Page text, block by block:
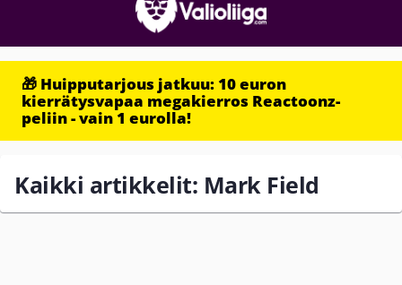
🎁 Huipputarjous jatkuu: 10 euron
kierrätysvapaa megakierros Reactoonz-
peliin - vain 1 eurolla!
Kaikki artikkelit: Mark Field